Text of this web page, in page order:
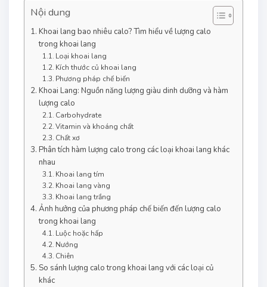
Nội dung
Khoai lang bao nhiêu calo? Tìm hiểu về lượng calo
trong khoai lang
Loại khoai lang
Kích thước củ khoai lang
Phương pháp chế biến
Khoai Lang: Nguồn năng lượng giàu dinh dưỡng và hàm
lượng calo
Carbohydrate
Vitamin và khoáng chất
Chất xơ
Phân tích hàm lượng calo trong các loại khoai lang khác
nhau
Khoai lang tím
Khoai lang vàng
Khoai lang trắng
Ảnh hưởng của phương pháp chế biến đến lượng calo
trong khoai lang
Luộc hoặc hấp
Nướng
Chiên
So sánh lượng calo trong khoai lang với các loại củ
khác